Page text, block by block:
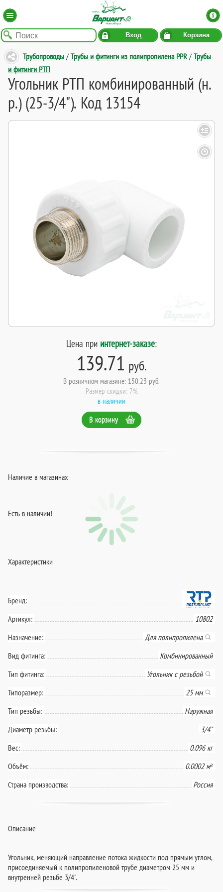
Вход Корзина
Трубопроводы / Трубы и фитинги из полипропилена PPR / Трубы
и фитинги РТП
Угольник РТП комбинированный (н.
р.) (25-3/4"). Код 13154
Цена при интернет-заказе:
139.71 руб.
В розничном магазине: 150.23 руб.
Размер скидки: 7%
в наличии
В корзину
Наличие в магазинах
Есть в наличии!
Характеристики
Бренд:
Артикул:
10802
Назначение:
Для полипропилена
Вид фитинга:
Комбинированный
Тип фитинга:
Угольник с резьбой
Типоразмер:
25 мм
Тип резьбы:
Наружная
Диаметр резьбы:
3/4"
Вес:
0.096 кг
Объём:
0.0002 м³
Страна производства:
Россия
Описание
Угольник, меняющий направление потока жидкости под прямым углом,
присоединяемый к полипропиленовой трубе диаметром 25 мм и
внутренней резьбе 3/4".